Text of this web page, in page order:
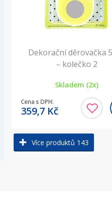
Dekorační děrovačka
– kolečko 2
Skladem (2x)
Cena s DPH:
359,7 Kč
Více produktů 143